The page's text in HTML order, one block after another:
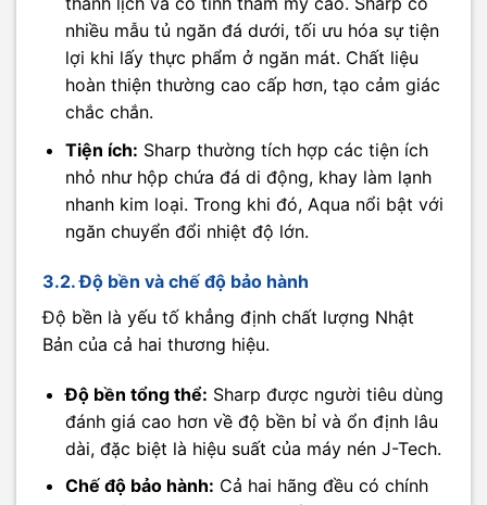
nhiều mẫu tủ ngăn đá dưới, tối ưu hóa sự tiện
lợi khi lấy thực phẩm ở ngăn mát. Chất liệu
hoàn thiện thường cao cấp hơn, tạo cảm giác
chắc chắn.
Tiện ích: Sharp thường tích hợp các tiện ích
nhỏ như hộp chứa đá di động, khay làm lạnh
nhanh kim loại. Trong khi đó, Aqua nổi bật với
ngăn chuyển đổi nhiệt độ lớn.
3.2. Độ bền và chế độ bảo hành
Độ bền là yếu tố khẳng định chất lượng Nhật
Bản của cả hai thương hiệu.
Độ bền tổng thể: Sharp được người tiêu dùng
đánh giá cao hơn về độ bền bỉ và ổn định lâu
dài, đặc biệt là hiệu suất của máy nén J-Tech.
Chế độ bảo hành: Cả hai hãng đều có chính